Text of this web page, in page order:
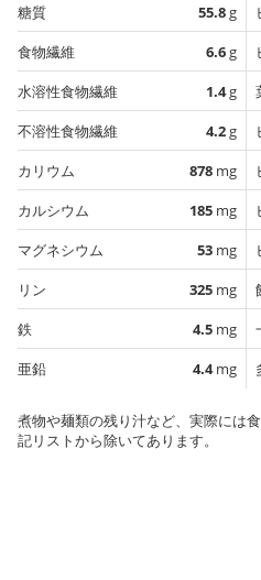
糖質
55.8g
食物繊維
6.6g
水溶性食物繊維
1.4g
不溶性食物繊維
4.2g
カリウム
878 mg
カルシウム
185 mg
マグネシウム
53 mg
リン
325 mg
鉄
4.5 mg
亜鉛
4.4mg
煮物や麺類の残り汁など、実際には
記リストから除いてあります。